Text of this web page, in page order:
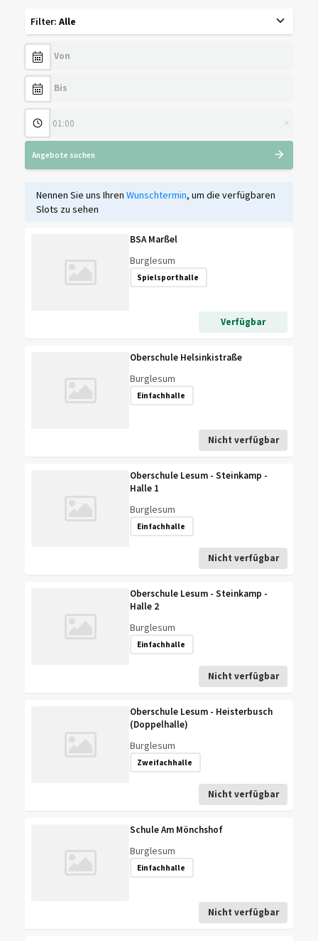
Filter: Alle
×
Angebote suchen
Nennen Sie uns Ihren Wunschtermin, um die verfügbaren
Slots zu sehen
BSA Marßel
Burglesum
Spielsporthalle
Verfügbar
Oberschule Helsinkistraße
Burglesum
Einfachhalle
Nicht verfügbar
Oberschule Lesum - Steinkamp -
Halle 1
Burglesum
Einfachhalle
Nicht verfügbar
Oberschule Lesum - Steinkamp -
Halle 2
Burglesum
Einfachhalle
Nicht verfügbar
Oberschule Lesum - Heisterbusch
(Doppelhalle)
Burglesum
Zweifachhalle
Nicht verfügbar
Schule Am Mönchshof
Burglesum
Einfachhalle
Nicht verfügbar